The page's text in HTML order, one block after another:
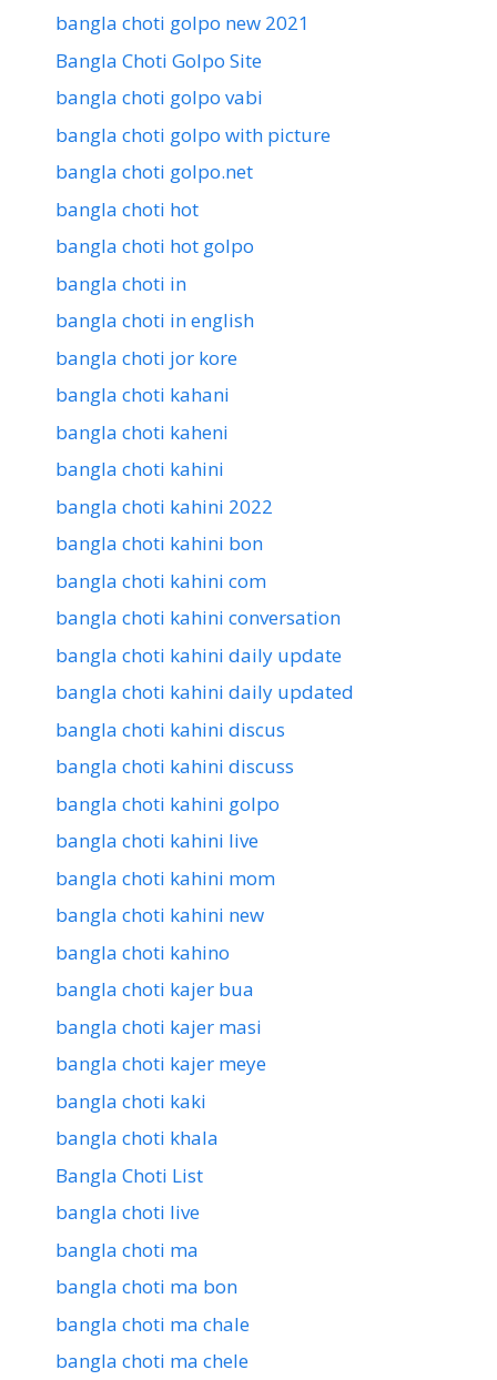
bangla choti golpo new 2021
Bangla Choti Golpo Site
bangla choti golpo vabi
bangla choti golpo with picture
bangla choti golpo.net
bangla choti hot
bangla choti hot golpo
bangla choti in
bangla choti in english
bangla choti jor kore
bangla choti kahani
bangla choti kaheni
bangla choti kahini
bangla choti kahini 2022
bangla choti kahini bon
bangla choti kahini com
bangla choti kahini conversation
bangla choti kahini daily update
bangla choti kahini daily updated
bangla choti kahini discus
bangla choti kahini discuss
bangla choti kahini golpo
bangla choti kahini live
bangla choti kahini mom
bangla choti kahini new
bangla choti kahino
bangla choti kajer bua
bangla choti kajer masi
bangla choti kajer meye
bangla choti kaki
bangla choti khala
Bangla Choti List
bangla choti live
bangla choti ma
bangla choti ma bon
bangla choti ma chale
bangla choti ma chele